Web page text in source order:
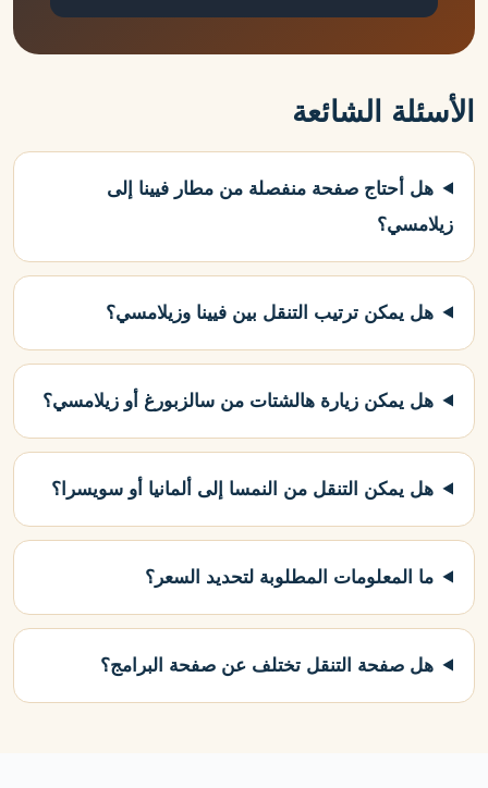
الأسئلة الشائعة
هل أحتاج صفحة منفصلة من مطار فيينا إلى
زيلامسي؟
هل يمكن ترتيب التنقل بين فيينا وزيلامسي؟
هل يمكن زيارة هالشتات من سالزبورغ أو زيلامسي؟
هل يمكن التنقل من النمسا إلى ألمانيا أو سويسرا؟
ما المعلومات المطلوبة لتحديد السعر؟
هل صفحة التنقل تختلف عن صفحة البرامج؟